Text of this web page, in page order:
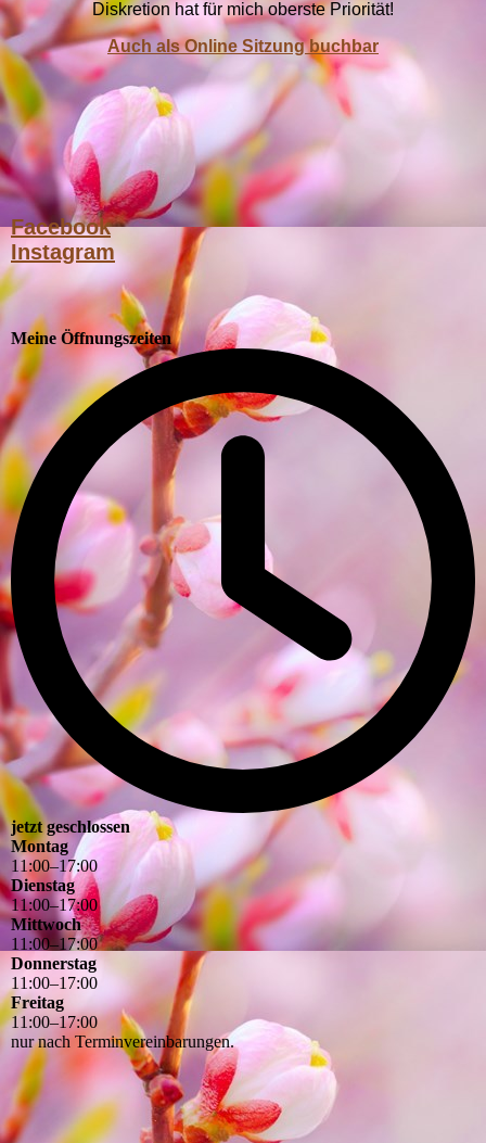
Diskretion hat für mich oberste Priorität!
Auch als Online Sitzung buchbar
Facebook
Instagram
Meine Öffnungszeiten
jetzt geschlossen
Montag
11:00–17:00
Dienstag
11:00–17:00
Mittwoch
11 :00–17:00
Donnerstag
11 :00–17:00
Freitag
11 :00–17:00
nur nach Terminvereinbarungen.